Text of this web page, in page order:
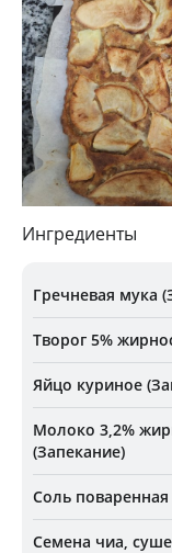
Ингредиенты
Гречневая мука
Творог 5%
Яйцо куриное
Молоко 3,2%
(Запекание)
Соль
Семена чиа,